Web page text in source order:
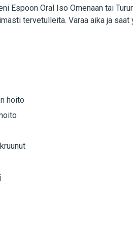
Espoon Oral Iso Omenaan tai
tervetulleita. Varaa aika ja
hoito